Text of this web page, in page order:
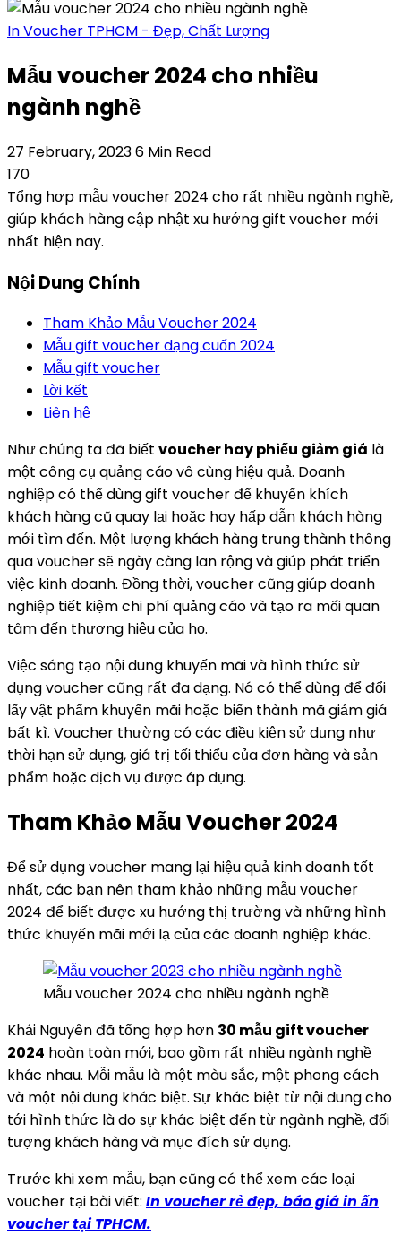
In Voucher TPHCM - Đẹp, Chất Lượng
Mẫu voucher 2024 cho nhiều
ngành nghề
27 February, 20236 Min Read
170
Tổng hợp mẫu voucher 2024 cho rất nhiều ngành nghề,
giúp khách hàng cập nhật xu hướng gift voucher mới
nhất hiện nay.
Nội Dung Chính
Tham Khảo Mẫu Voucher 2024
Mẫu gift voucher dạng cuốn 2024
Mẫu gift voucher
Lời kết
Liên hệ
Như chúng ta đã biết voucher hay phiếu giảm giá là
một công cụ quảng cáo vô cùng hiệu quả. Doanh
nghiệp có thể dùng gift voucher để khuyến khích
khách hàng cũ quay lại hoặc hay hấp dẫn khách hàng
mới tìm đến. Một lượng khách hàng trung thành thông
qua voucher sẽ ngày càng lan rộng và giúp phát triển
việc kinh doanh. Đồng thời, voucher cũng giúp doanh
nghiệp tiết kiệm chi phí quảng cáo và tạo ra mối quan
tâm đến thương hiệu của họ.
Việc sáng tạo nội dung khuyến mãi và hình thức sử
dụng voucher cũng rất đa dạng. Nó có thể dùng để đổi
lấy vật phẩm khuyến mãi hoặc biến thành mã giảm giá
bất kì. Voucher thường có các điều kiện sử dụng như
thời hạn sử dụng, giá trị tối thiểu của đơn hàng và sản
phẩm hoặc dịch vụ được áp dụng.
Tham Khảo Mẫu Voucher 2024
Để sử dụng voucher mang lại hiệu quả kinh doanh tốt
nhất, các bạn nên tham khảo những mẫu voucher
2024 để biết được xu hướng thị trường và những hình
thức khuyến mãi mới lạ của các doanh nghiệp khác.
Mẫu voucher 2024 cho nhiều ngành nghề
Khải Nguyên đã tổng hợp hơn 30 mẫu gift voucher
2024 hoàn toàn mới, bao gồm rất nhiều ngành nghề
khác nhau. Mỗi mẫu là một màu sắc, một phong cách
và một nội dung khác biệt. Sự khác biệt từ nội dung cho
tới hình thức là do sự khác biệt đến từ ngành nghề, đối
tượng khách hàng và mục đích sử dụng.
Trước khi xem mẫu, bạn cũng có thể xem các loại
voucher tại bài viết: In voucher rẻ đẹp, báo giá in ấn
voucher tại TPHCM.